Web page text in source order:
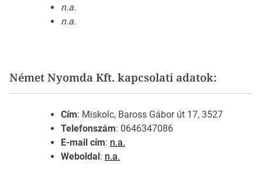
n.a.
n.a.
Német Nyomda Kft. kapcsolati adatok:
Cím: Miskolc, Baross Gábor út 17, 3527
Telefonszám: 0646347086
E-mail cím: n.a.
Weboldal : n.a.